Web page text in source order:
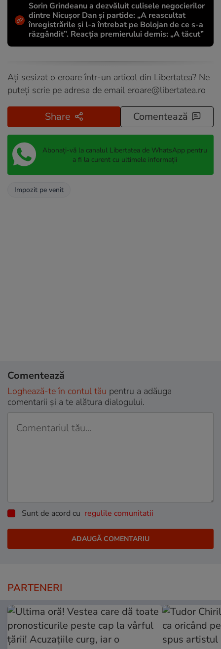
Sorin Grindeanu a dezvăluit culisele negocierilor
dintre Nicușor Dan și partide: „A reascultat
înregistrările și l-a întrebat pe Bolojan de ce s-a
răzgândit”. Reacția premierului demis: „A tăcut”
Ați sesizat o eroare într-un articol din Libertatea? Ne
puteți scrie pe adresa de email eroare@libertatea.ro
Share Comentează
Abonați-vă la canalul Libertatea de WhatsApp pentru
a fi la curent cu ultimele informații
Impozit pe venit
Comentează
Loghează-te în contul tău pentru a adăuga
comentarii și a te alătura dialogului.
Sunt de acord cu regulile comunitatii
PARTENERI